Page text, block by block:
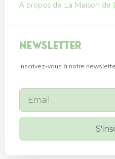
A propos de La Maison de
Newsletter
Inscrivez-vous à notre